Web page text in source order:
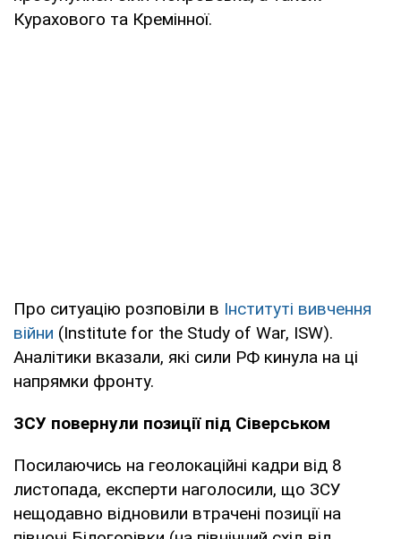
Курахового та Кремінної.
Про ситуацію розповіли в Інституті вивчення
війни (Institute for the Study of War, ISW).
Аналітики вказали, які сили РФ кинула на ці
напрямки фронту.
ЗСУ повернули позиції під Сіверськом
Посилаючись на геолокаційні кадри від 8
листопада, експерти наголосили, що ЗСУ
нещодавно відновили втрачені позиції на